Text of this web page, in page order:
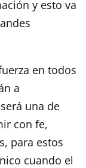
y esto va
en todos
a
una de
con fe,
para estos
cuando el